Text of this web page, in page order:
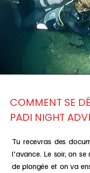
COMMENT SE
PADI NIGHT
Tu recevras des
l'avance. Le soir, on
de plongée et on va